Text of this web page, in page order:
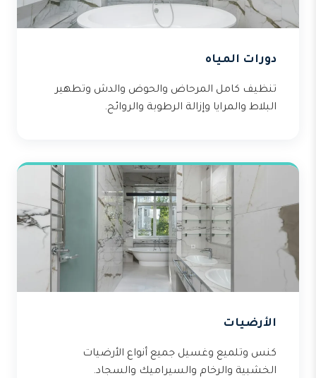
دورات المياه
تنظيف كامل المرحاض والحوض والدش وتطهير
البلاط والمرايا وإزالة الرطوبة والروائح.
الأرضيات
كنس وتلميع وغسيل جميع أنواع الأرضيات
الخشبية والرخام والسيراميك والسجاد.